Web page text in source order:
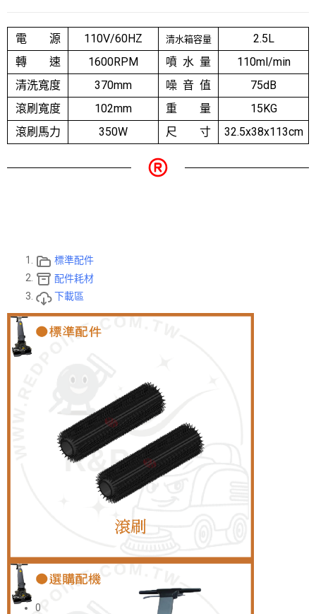
0
電 源 110V/60HZ 清水箱容量
2.5L
轉 速
1600RPM 噴 水 量
110ml/min
清洗寬度
370mm 噪 音 值
75dB
滾刷寬度
102mm 重 量
15KG
滾刷馬力
350W 尺 寸 32.5x38x113cm
標準配件
配件耗材
下載區